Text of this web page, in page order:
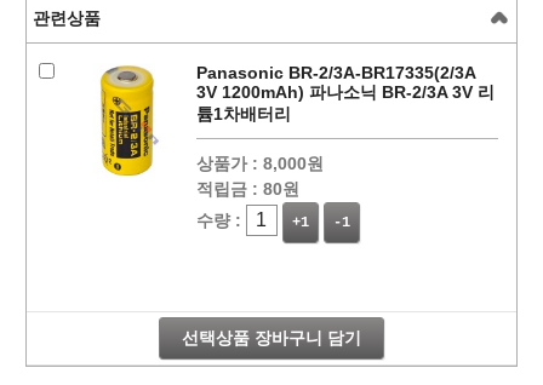
관련상품
Panasonic BR-2/3A-BR17335(2/3A
3V 1200mAh) 파나소닉 BR-2/3A 3V 리
튬1차배터리
상품가 : 8,000원
적립금 : 80원
수량 :
+1 -1
선택상품 장바구니 담기